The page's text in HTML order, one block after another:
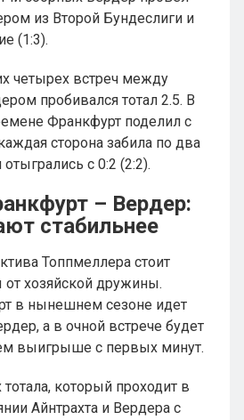
из Второй Бундеслиги и
(1:3).
четырех встреч между
пробивался тотал 2.5. В
Франкфурт поделил с
сторона забила по два
с 0:2 (2:2).
– Вердер:
стабильнее
Топпмеллера стоит
хозяйской дружины.
в нынешнем сезоне идет
а в очной встрече будет
выигрыше с первых минут.
который проходит в
Айнтрахта и Вердера с